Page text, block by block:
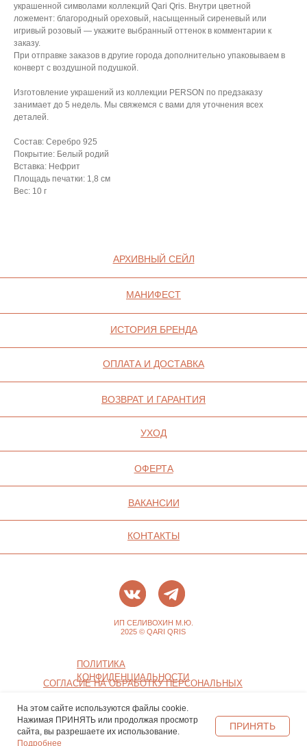
украшенной символами коллекций Qari Qris. Внутри цветной
ложемент: благородный ореховый, насыщенный сиреневый или
игривый розовый — укажите выбранный оттенок в комментарии к
заказу.
При отправке заказов в другие города дополнительно упаковываем в
конверт с воздушной подушкой.
Изготовление украшений из коллекции PERSON по предзаказу
занимает до 5 недель. Мы свяжемся с вами для уточнения всех
деталей.
Состав: Серебро 925
Покрытие: Белый родий
Вставка: Нефрит
Площадь печатки: 1,8 см
Вес: 10 г
ПОЛИТИКА ИСПОЛЬЗОВАНИЯ ФАЙЛОВ
СОГЛАСИЕ НА ОБРАБОТКУ ПЕРСОНАЛЬНЫХ
КОНФИДЕНЦИАЛЬНОСТИ
ОФЕРТА
КОНТАКТЫ
ВОЗВРАТ И ГАРАНТИЯ
ОПЛАТА И ДОСТАВКА
ИСТОРИЯ БРЕНДА
Road
Возврат
На этом сайте используются файлы cookie.
Нажимая ПРИНЯТЬ или продолжая просмотр
сайта, вы разрешаете их использование.
Подробнее
ПРИНЯТЬ